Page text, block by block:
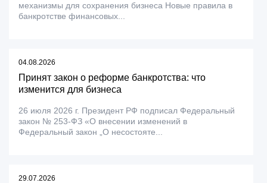
механизмы для сохранения бизнеса Новые правила в
банкротстве финансовых...
04.08.2026
Принят закон о реформе банкротства: что
изменится для бизнеса
26 июля 2026 г. Президент РФ подписал Федеральный
закон № 253-ФЗ «О внесении изменений в
Федеральный закон „О несостояте...
29.07.2026